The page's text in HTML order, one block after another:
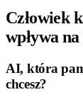
Człowiek
wpływa
AI, która
chcesz?